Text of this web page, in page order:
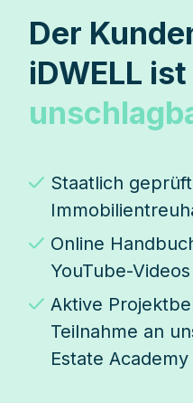
Der
iDWELL ist
Staatlich
Online
YouTube-Videos
Aktive
Teilnahme an
Estate Academy